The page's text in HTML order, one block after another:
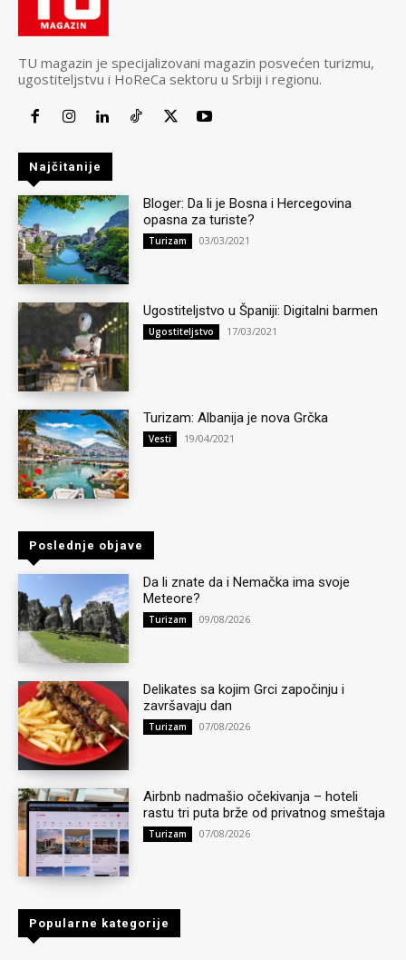
TU magazin je specijalizovani magazin posvećen turizmu,
ugostiteljstvu i HoReCa sektoru u Srbiji i regionu.
Najčitanije
Bloger: Da li je Bosna i Hercegovina
opasna za turiste?
Turizam 03/03/2021
Ugostiteljstvo u Španiji: Digitalni barmen
Ugostiteljstvo 17/03/2021
Turizam: Albanija je nova Grčka
Vesti 19/04/2021
Poslednje objave
Da li znate da i Nemačka ima svoje
Meteore?
Turizam 09/08/2026
Delikates sa kojim Grci započinju i
završavaju dan
Turizam 07/08/2026
Airbnb nadmašio očekivanja – hoteli
rastu tri puta brže od privatnog smeštaja
Turizam 07/08/2026
Popularne kategorije